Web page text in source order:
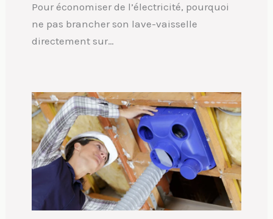
Pour économiser de l’électricité, pourquoi
ne pas brancher son lave-vaisselle
directement sur…